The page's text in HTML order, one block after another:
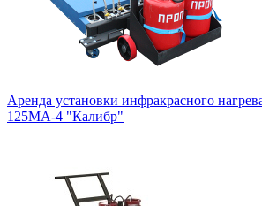
Аренда установки инфракрасного
125МA-4 "Калибр"